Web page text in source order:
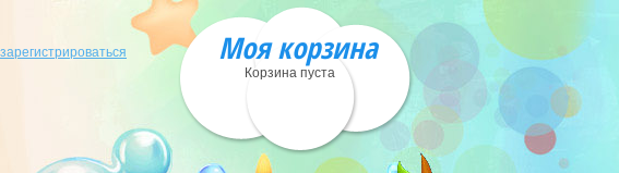
зарегистрироваться Моя корзина
Корзина пуста